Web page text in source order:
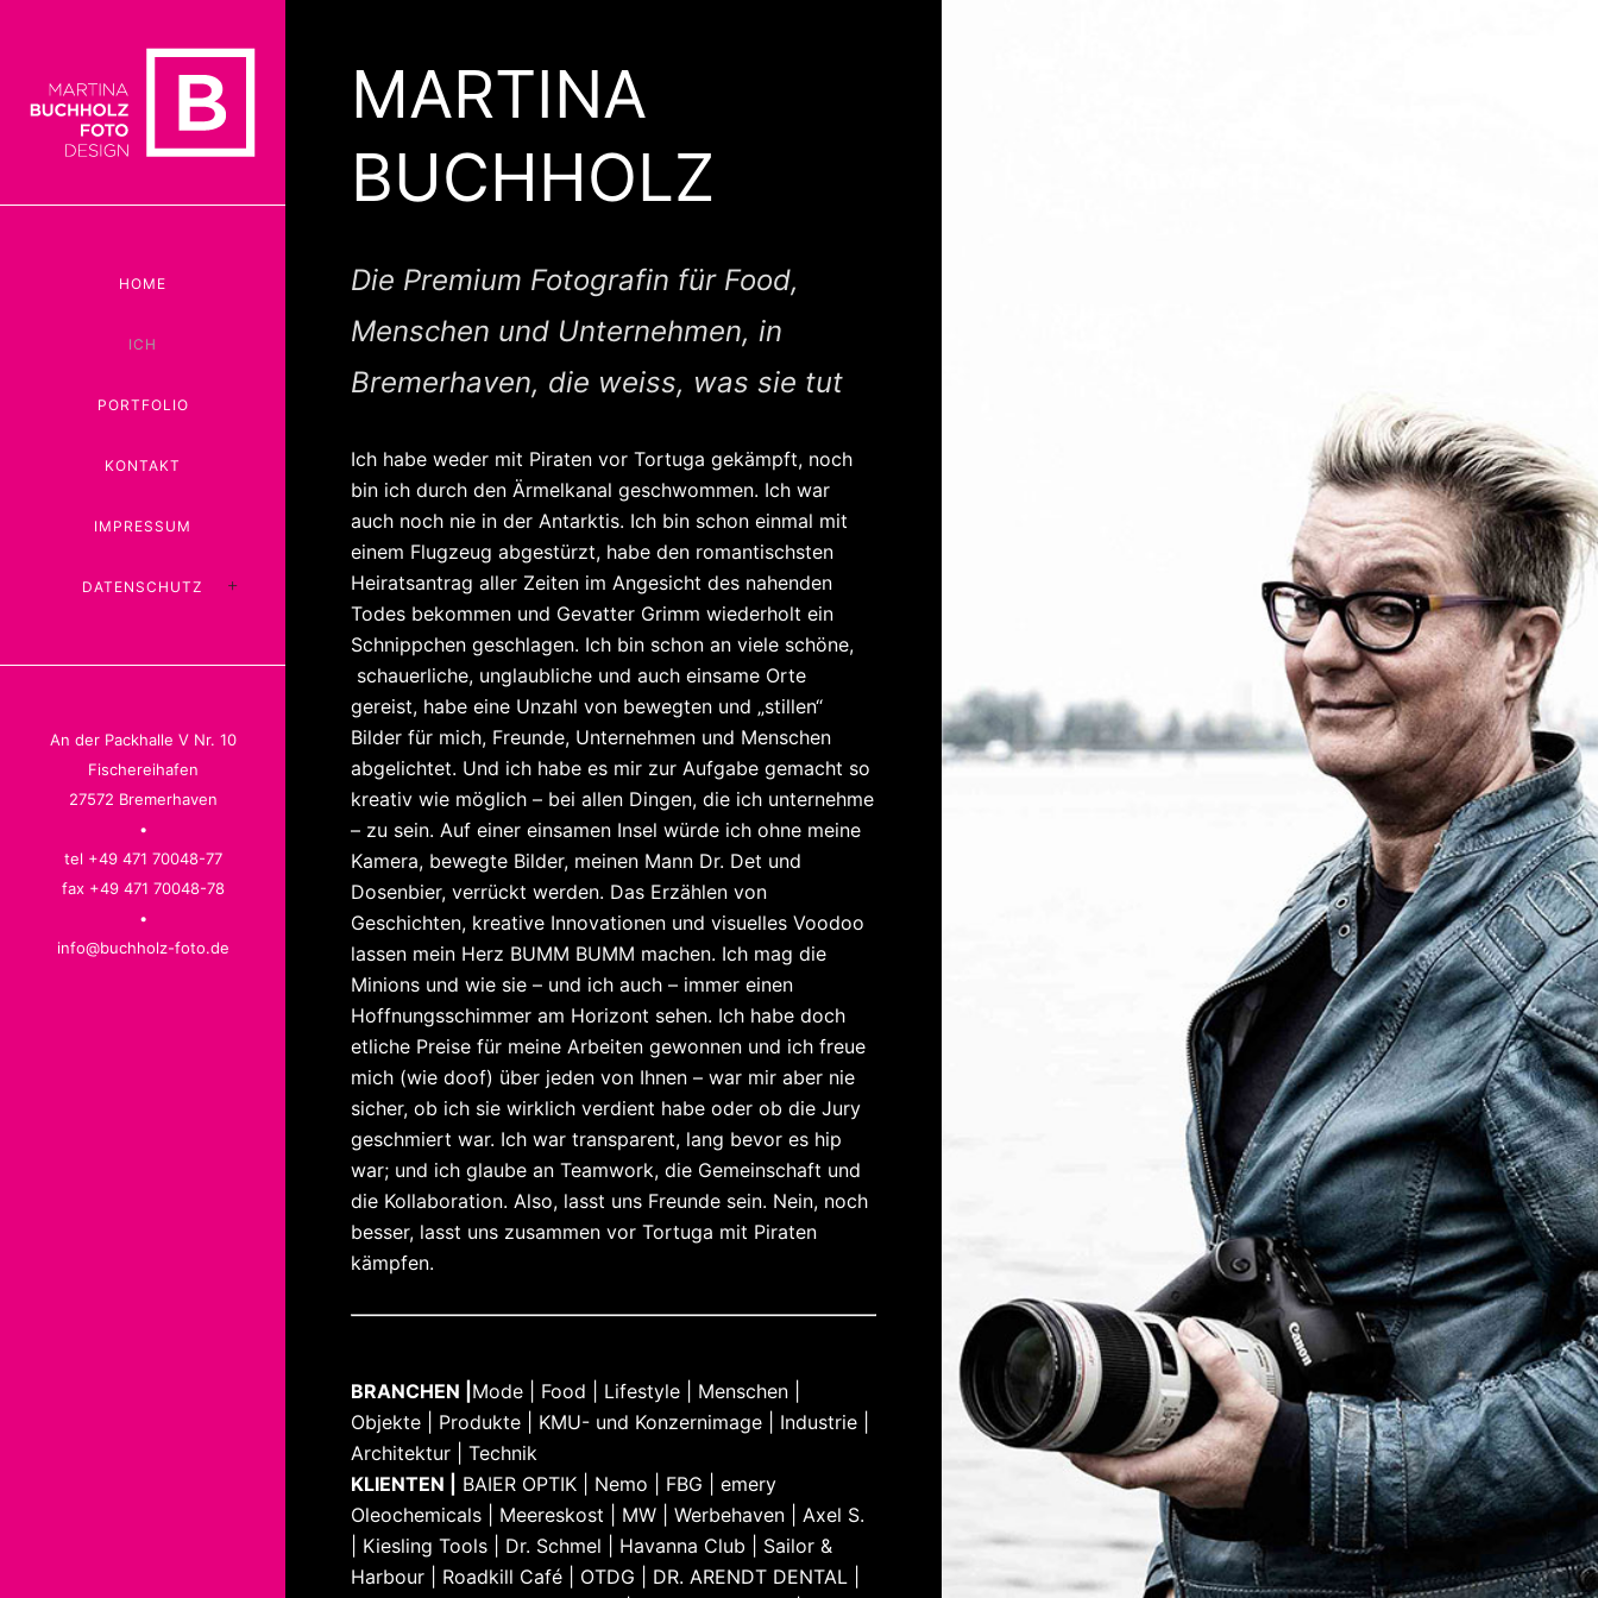
HOME
ICH
PORTFOLIO
KONTAKT
IMPRESSUM
DATENSCHUTZ
An der Packhalle V Nr. 10
Fischereihafen
27572 Bremerhaven
•
tel +49 471 70048-77
fax +49 471 70048-78
•
info@buchholz-foto.de
MARTINA
BUCHHOLZ
Die Premium Fotografin für Food,
Menschen und Unternehmen, in
Bremerhaven, die weiss, was sie tut
Ich habe weder mit Piraten vor Tortuga gekämpft, noch
bin ich durch den Ärmelkanal geschwommen. Ich war
auch noch nie in der Antarktis. Ich bin schon einmal mit
einem Flugzeug abgestürzt, habe den romantischsten
Heiratsantrag aller Zeiten im Angesicht des nahenden
Todes bekommen und Gevatter Grimm wiederholt ein
Schnippchen geschlagen. Ich bin schon an viele schöne,
schauerliche, unglaubliche und auch einsame Orte
gereist, habe eine Unzahl von bewegten und „stillen“
Bilder für mich, Freunde, Unternehmen und Menschen
abgelichtet. Und ich habe es mir zur Aufgabe gemacht so
kreativ wie möglich – bei allen Dingen, die ich unternehme
– zu sein. Auf einer einsamen Insel würde ich ohne meine
Kamera, bewegte Bilder, meinen Mann Dr. Det und
Dosenbier, verrückt werden. Das Erzählen von
Geschichten, kreative Innovationen und visuelles Voodoo
lassen mein Herz BUMM BUMM machen. Ich mag die
Minions und wie sie – und ich auch – immer einen
Hoffnungsschimmer am Horizont sehen. Ich habe doch
etliche Preise für meine Arbeiten gewonnen und ich freue
mich (wie doof) über jeden von Ihnen – war mir aber nie
sicher, ob ich sie wirklich verdient habe oder ob die Jury
geschmiert war. Ich war transparent, lang bevor es hip
war; und ich glaube an Teamwork, die Gemeinschaft und
die Kollaboration. Also, lasst uns Freunde sein. Nein, noch
besser, lasst uns zusammen vor Tortuga mit Piraten
kämpfen.
BRANCHEN | Mode | Food | Lifestyle | Menschen |
Objekte | Produkte | KMU- und Konzernimage | Industrie |
Architektur | Technik
KLIENTEN |
BAIER OPTIK | Nemo | FBG | emery
Oleochemicals | Meereskost | MW | Werbehaven | Axel S.
| Kiesling Tools | Dr. Schmel | Havanna Club | Sailor &
Harbour | Roadkill Café | OTDG | DR. ARENDT DENTAL |